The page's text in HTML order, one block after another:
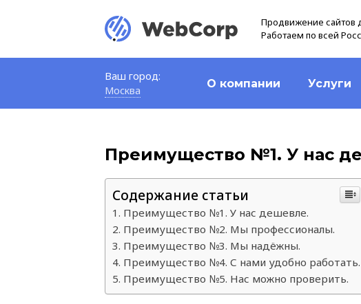
Продвижение сайтов
Работаем по всей
Ваш город:
Москва
О компании Услуги
Преимущество №1. У нас
Содержание статьи
Преимущество №1. У нас дешевле.
Преимущество №2. Мы профессионалы.
Преимущество №3. Мы надёжны.
Преимущество №4. С нами удобно работать.
Преимущество №5. Нас можно проверить.